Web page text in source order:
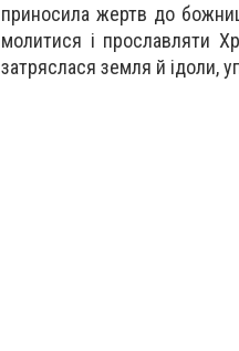
приносила жертв до
молитися і прославляти
затряслася земля й ідоли,